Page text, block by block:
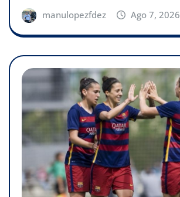
manulopezfdez Ago 7, 2026